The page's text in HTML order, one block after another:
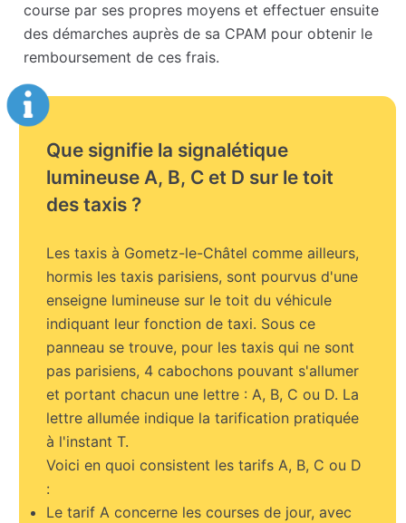
course par ses propres moyens et effectuer ensuite
des démarches auprès de sa CPAM pour obtenir le
remboursement de ces frais.
Que signifie la signalétique
lumineuse A, B, C et D sur le toit
des taxis ?
Les taxis à Gometz-le-Châtel comme ailleurs,
hormis les taxis parisiens, sont pourvus d'une
enseigne lumineuse sur le toit du véhicule
indiquant leur fonction de taxi. Sous ce
panneau se trouve, pour les taxis qui ne sont
pas parisiens, 4 cabochons pouvant s'allumer
et portant chacun une lettre : A, B, C ou D. La
lettre allumée indique la tarification pratiquée
à l'instant T.
Voici en quoi consistent les tarifs A, B, C ou D
:
Le tarif A concerne les courses de jour, avec